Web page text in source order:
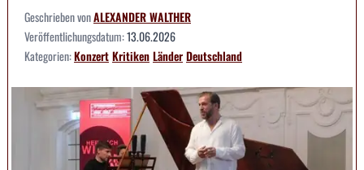
Geschrieben vonALEXANDER WALTHER
Veröffentlichungsdatum:13.06.2026
Kategorien:KonzertKritikenLänderDeutschland